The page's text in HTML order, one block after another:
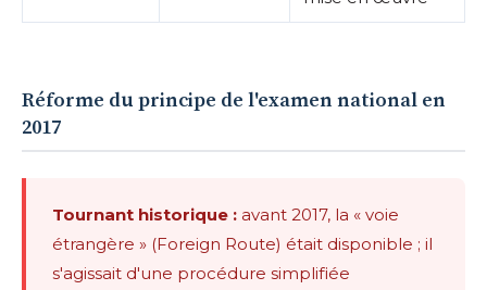
Réforme du principe de l'examen national en
2017
Tournant historique : avant 2017, la « voie
étrangère » (Foreign Route) était disponible ; il
s'agissait d'une procédure simplifiée